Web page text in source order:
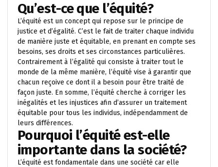
Qu’est-ce que l’équité?
L’équité est un concept qui repose sur le principe de
justice et d’égalité. C’est le fait de traiter chaque individu
de manière juste et équitable, en prenant en compte ses
besoins, ses droits et ses circonstances particulières.
Contrairement à l’égalité qui consiste à traiter tout le
monde de la même manière, l’équité vise à garantir que
chacun reçoive ce dont il a besoin pour être traité de
façon juste. En somme, l’équité cherche à corriger les
inégalités et les injustices afin d’assurer un traitement
équitable pour tous les individus, indépendamment de
leurs différences.
Pourquoi l’équité est-elle
importante dans la société?
L’équité est fondamentale dans une société car elle